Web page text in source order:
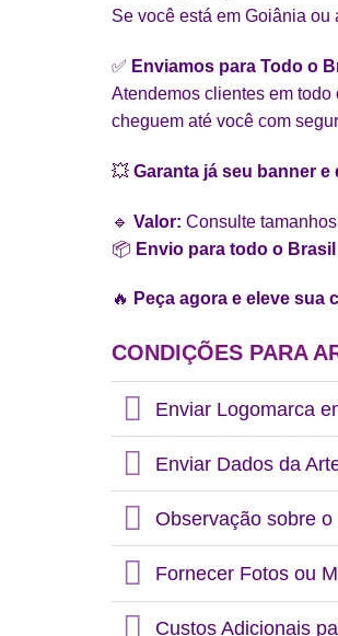
Se você está em Goiânia
✅ Enviamos para Todo o
Atendemos clientes em todo
cheguem até você com
💥 Garanta já seu banner
🔹 Valor: Consulte
📦 Envio para todo o Brasil
🔥 Peça agora e eleve sua
CONDIÇÕES PARA
Enviar Logomarca
Enviar Dados da
Observação sobre
Fornecer Fotos ou
Custos Adicionais